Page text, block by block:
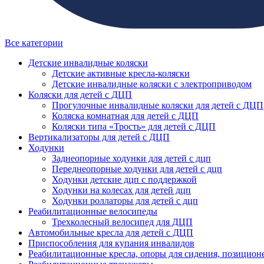
Все категории
Детские инвалидные коляски
Детские активные кресла-коляски
Детские инвалидные коляски с электроприводом
Коляски для детей с ДЦП
Прогулочные инвалидные коляски для детей с ДЦП
Коляска комнатная для детей с ДЦП
Коляски типа «Трость» для детей с ДЦП
Вертикализаторы для детей с ДЦП
Ходунки
Заднеопорные ходунки для детей с дцп
Переднеопорные ходунки для детей с дцп
Ходунки детские дцп с поддержкой
Ходунки на колесах для детей дцп
Ходунки роллаторы для детей с дцп
Реабилитационные велосипеды
Трехколесный велосипед для ДЦП
Автомобильные кресла для детей с ДЦП
Приспособления для купания инвалидов
Реабилитационные кресла, опоры для сидения,